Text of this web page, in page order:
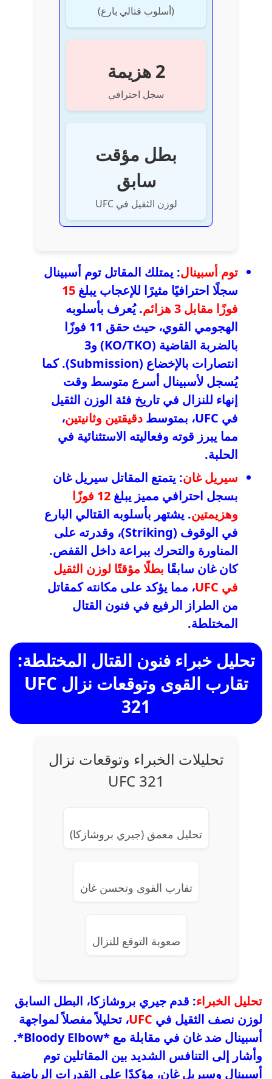
(أسلوب قتالي بارع)
2 هزيمة
سجل احترافي
بطل مؤقت
سابق
لوزن الثقيل في UFC
توم أسبينال: يمتلك المقاتل توم أسبينال
سجلًا احترافيًا مثيرًا للإعجاب يبلغ 15
فوزًا مقابل 3 هزائم
. يُعرف بأسلوبه
الهجومي القوي، حيث حقق 11 فوزًا
بالضربة القاضية (KO/TKO) و3
انتصارات بالإخضاع (Submission). كما
يُسجل لأسبينال أسرع متوسط وقت
إنهاء للنزال في تاريخ فئة الوزن الثقيل
في UFC، بمتوسط
دقيقتين وثانيتين،
مما يبرز قوته وفعاليته الاستثنائية في
الحلبة.
سيريل غان: يتمتع المقاتل سيريل غان
بسجل احترافي مميز يبلغ
12 فوزًا
وهزيمتين. يشتهر بأسلوبه القتالي البارع
في الوقوف (Striking)، وقدرته على
المناورة والتحرك ببراعة داخل القفص.
كان غان سابقًا بطلًا مؤقتًا لوزن الثقيل
في UFC
، مما يؤكد على مكانته كمقاتل
من الطراز الرفيع في فنون القتال
المختلطة.
تحليل خبراء فنون القتال المختلطة:
تقارب القوى وتوقعات نزال UFC
321
تحليلات الخبراء وتوقعات نزال
UFC 321
تحليل معمق (جيري بروشازكا)
تقارب القوى وتحسن غان
صعوبة التوقع للنزال
تحليل الخبراء: قدم جيري بروشازكا، البطل السابق
لوزن نصف الثقيل في UFC، تحليلاً مفصلاً لمواجهة
أسبينال ضد غان في مقابلة مع *Bloody Elbow*.
وأشار إلى التنافس الشديد بين المقاتلين توم
أسبينال وسيريل غان، مؤكدًا على القدرات الرياضية